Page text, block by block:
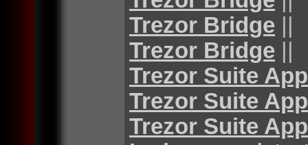
Trezor Bridge ||
Trezor Bridge ||
Trezor Suite App
Trezor Suite App
Trezor Suite App